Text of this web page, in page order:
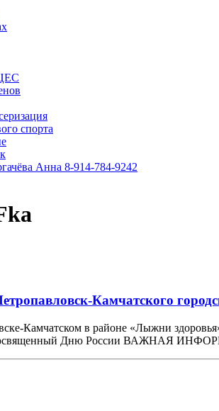
спорта
Анна 8-914-784-9242
Камчатского
Камчатском в районе «Лыжни
Дню России ВАЖНАЯ